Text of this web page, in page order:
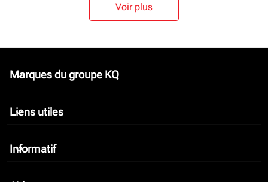
Voir plus
Marques du groupe KQ
keyboard_arrow_down
Liens utiles
keyboard_arrow_down
Informatif
keyboard_arrow_down